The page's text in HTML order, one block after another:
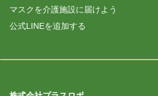
マスクを介護施設に届けよう
公式LINEを追加する